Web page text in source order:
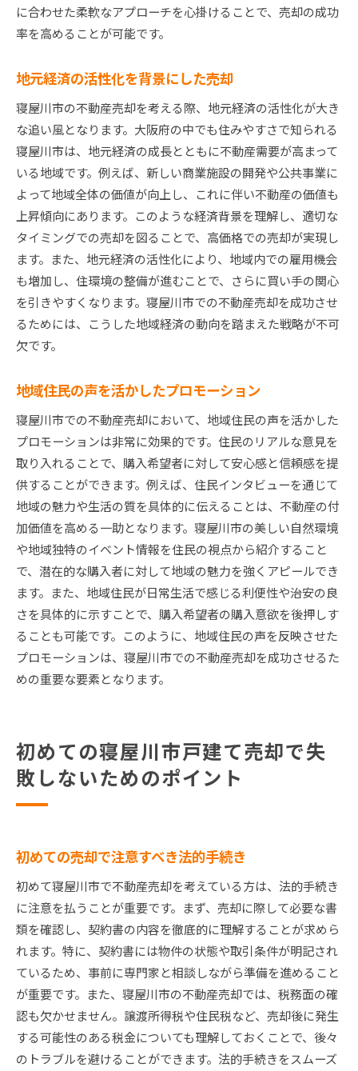
に合わせた柔軟なアプローチを心掛けることで、売却の成功
率を高めることが可能です。
地元経済の活性化を背景にした売却
寝屋川市の不動産売却を考える際、地元経済の活性化が大き
な追い風となります。大阪府の中でも住みやすさで知られる
寝屋川市は、地元経済の成長とともに不動産需要が高まって
いる地域です。例えば、新しい商業施設の開発や公共事業に
よって地域全体の価値が向上し、これに伴い不動産の価値も
上昇傾向にあります。このような経済背景を理解し、適切な
タイミングでの売却を図ることで、高価格での売却が実現し
ます。また、地元経済の活性化により、地域内での雇用機会
も増加し、住環境の整備が進むことで、さらに買い手の関心
を引きやすくなります。寝屋川市での不動産売却を成功させ
るためには、こうした地域経済の動向を踏まえた戦略が不可
欠です。
地域住民の声を活かしたプロモーション
寝屋川市での不動産売却において、地域住民の声を活かした
プロモーションは非常に効果的です。住民のリアルな意見を
取り入れることで、購入希望者に対して安心感と信頼感を提
供することができます。例えば、住民インタビューを通じて
地域の魅力や生活の質を具体的に伝えることは、不動産の付
加価値を高める一助となります。寝屋川市の美しい自然環境
や地域独特のイベント情報を住民の視点から紹介すること
で、潜在的な購入者に対して地域の魅力を強くアピールでき
ます。また、地域住民が日常生活で感じる利便性や治安の良
さを具体的に示すことで、購入希望者の購入意欲を後押しす
ることも可能です。このように、地域住民の声を反映させた
プロモーションは、寝屋川市での不動産売却を成功させるた
めの重要な要素となります。
初めての寝屋川市戸建て売却で失
敗しないためのポイント
初めての売却で注意すべき法的手続き
初めて寝屋川市で不動産売却を考えている方は、法的手続き
に注意を払うことが重要です。まず、売却に際して必要な書
類を確認し、契約書の内容を徹底的に理解することが求めら
れます。特に、契約書には物件の状態や取引条件が明記され
ているため、事前に専門家と相談しながら準備を進めること
が重要です。また、寝屋川市の不動産売却では、税務面の確
認も欠かせません。譲渡所得税や住民税など、売却後に発生
する可能性のある税金についても理解しておくことで、後々
のトラブルを避けることができます。法的手続きをスムーズ